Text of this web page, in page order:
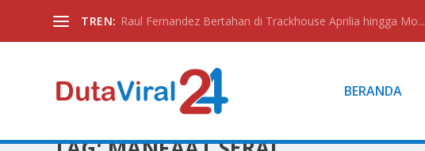
TREN: Raul Fernandez Bertahan di Trackhouse Aprilia hingga Mo...
BERANDA